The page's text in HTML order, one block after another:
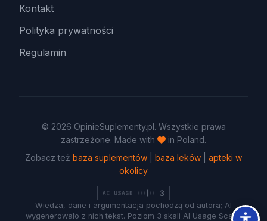
Kontakt
Polityka prywatności
Regulamin
© 2026 OpinieSuplementy.pl. Wszystkie prawa
zastrzeżone. Made with
in Poland.
Zobacz też baza suplementów baza leków
apteki w
okolicy
Wiedza, dane i argumentacja pochodzą od autora; AI
wygenerowało z nich tekst. Poziom 3 skali AI Usage Scale.